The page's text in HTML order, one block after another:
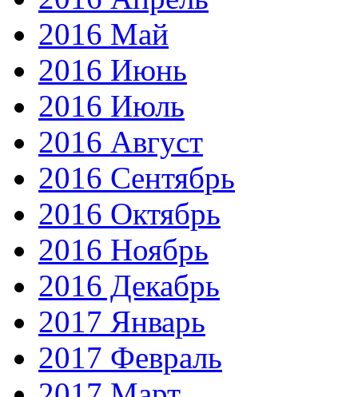
2016 Май
2016 Июнь
2016 Июль
2016 Август
2016 Сентябрь
2016 Октябрь
2016 Ноябрь
2016 Декабрь
2017 Январь
2017 Февраль